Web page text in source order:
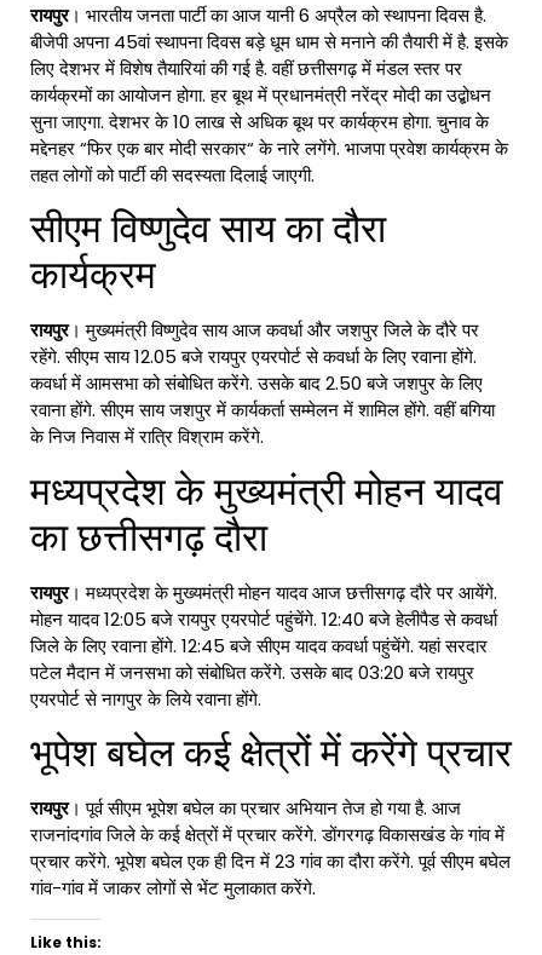
रायपुर। भारतीय जनता पार्टी का आज यानी 6 अप्रैल को स्‍थापना दिवस है.
बीजेपी अपना 45वां स्‍थापना दिवस बड़े धूम धाम से मनाने की तैयारी में है. इसके
लिए देशभर में विशेष तैयारियां की गई है. वहीं छत्तीसगढ़ में मंडल स्तर पर
कार्यक्रमों का आयोजन होगा. हर बूथ में प्रधानमंत्री नरेंद्र मोदी का उद्बोधन
सुना जाएगा. देशभर के 10 लाख से अधिक बूथ पर कार्यक्रम होगा. चुनाव के
मद्देनहर “फिर एक बार मोदी सरकार“ के नारे लगेंगे. भाजपा प्रवेश कार्यक्रम के
तहत लोगों को पार्टी की सदस्यता दिलाई जाएगी.
सीएम विष्णुदेव साय का दौरा
कार्यक्रम
रायपुर। मुख्यमंत्री विष्णुदेव साय आज कवर्धा और जशपुर जिले के दौरे पर
रहेंगे. सीएम साय 12.05 बजे रायपुर एयरपोर्ट से कवर्धा के लिए रवाना होंगे.
कवर्धा में आमसभा को संबोधित करेंगे. उसके बाद 2.50 बजे जशपुर के लिए
रवाना होंगे. सीएम साय जशपुर में कार्यकर्ता सम्मेलन में शामिल होंगे. वहीं बगिया
के निज निवास में रात्रि विश्राम करेंगे.
मध्यप्रदेश के मुख्यमंत्री मोहन यादव
का छत्तीसगढ़ दौरा
रायपुर। मध्यप्रदेश के मुख्यमंत्री मोहन यादव आज छत्तीसगढ़ दौरे पर आयेंगे.
मोहन यादव 12:05 बजे रायपुर एयरपोर्ट पहुंचेंगे. 12:40 बजे हेलीपैड से कवर्धा
जिले के लिए रवाना होंगे. 12:45 बजे सीएम यादव कवर्धा पहुंचेंगे. यहां सरदार
पटेल मैदान में जनसभा को संबोधित करेंगे. उसके बाद 03:20 बजे रायपुर
एयरपोर्ट से नागपुर के लिये रवाना होंगे.
भूपेश बघेल कई क्षेत्रों में करेंगे प्रचार
रायपुर। पूर्व सीएम भूपेश बघेल का प्रचार अभियान तेज हो गया है. आज
राजनांदगांव जिले के कई क्षेत्रों में प्रचार करेंगे. डोंगरगढ़ विकासखंड के गांव में
प्रचार करेंगे. भूपेश बघेल एक ही दिन में 23 गांव का दौरा करेंगे. पूर्व सीएम बघेल
गांव-गांव में जाकर लोगों से भेंट मुलाकात करेंगे.
Like this: